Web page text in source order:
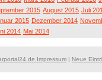
2015 August 2015 Juli
2015 Dezember 2014
2014 Mai 2014
Impressum | Neue